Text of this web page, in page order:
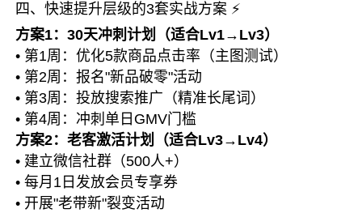
四、快速提升层级的3套实战方案 ⚡
方案1：30天冲刺计划（适合Lv1→Lv3）
• 第1周：优化5款商品点击率（主图测试）
• 第2周：报名"新品破零"活动
• 第3周：投放搜索推广（精准长尾词）
• 第4周：冲刺单日GMV门槛
方案2：老客激活计划（适合Lv3→Lv4）
• 建立微信社群（500人+）
• 每月1日发放会员专享券
• 开展"老带新"裂变活动